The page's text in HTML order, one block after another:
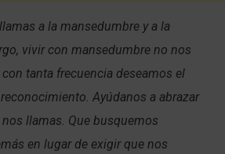
a la mansedumbre y a la
vivir con mansedumbre no nos
tanta frecuencia deseamos el
Ayúdanos a abrazar
llamas. Que busquemos
en lugar de exigir que nos